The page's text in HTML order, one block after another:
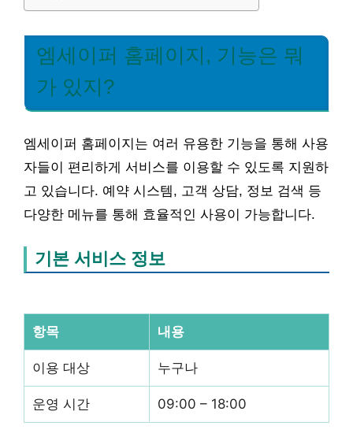
엠세이퍼 홈페이지, 기능은 뭐
가 있지?
엠세이퍼 홈페이지는 여러 유용한 기능을 통해 사용
자들이 편리하게 서비스를 이용할 수 있도록 지원하
고 있습니다. 예약 시스템, 고객 상담, 정보 검색 등
다양한 메뉴를 통해 효율적인 사용이 가능합니다.
기본 서비스 정보
항목 내용
이용 대상 누구나
운영 시간 09:00 – 18:00